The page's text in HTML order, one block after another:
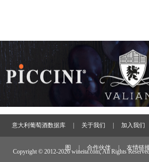
意大利葡萄酒数据库 关于我们 加入我们
图 合作伙伴 友情链
Copyright © 2012-2026 wineita.com, All Rights